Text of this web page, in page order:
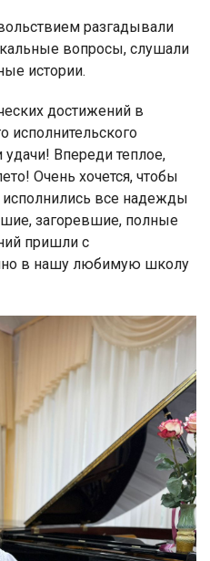
разгадывали
вопросы, слушали
истории.
достижений в
исполнительского
удачи! Впереди теплое,
Очень хочется, чтобы
все надежды
загоревшие, полные
пришли с
в нашу любимую школу